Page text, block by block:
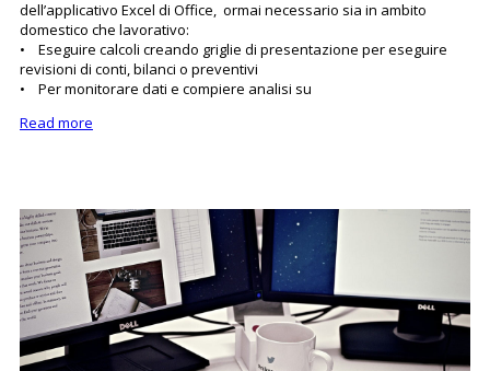
dell’applicativo Excel di Office, ormai necessario sia in ambito
domestico che lavorativo:
• Eseguire calcoli creando griglie di presentazione per eseguire
revisioni di conti, bilanci o preventivi
• Per monitorare dati e compiere analisi su
Read more